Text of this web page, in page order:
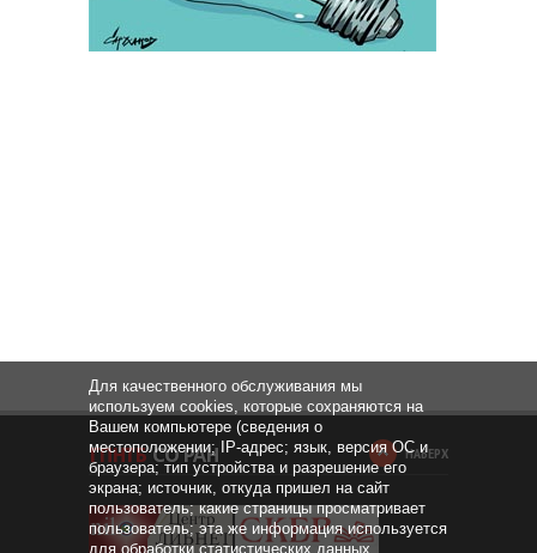
НАВЕРХ
Для качественного обслуживания мы
используем cookies, которые сохраняются на
Вашем компьютере (сведения о
местоположении; IP-адрес; язык, версия ОС и
браузера; тип устройства и разрешение его
экрана; источник, откуда пришел на сайт
пользователь; какие страницы просматривает
пользователь; эта же информация используется
для обработки статистических данных